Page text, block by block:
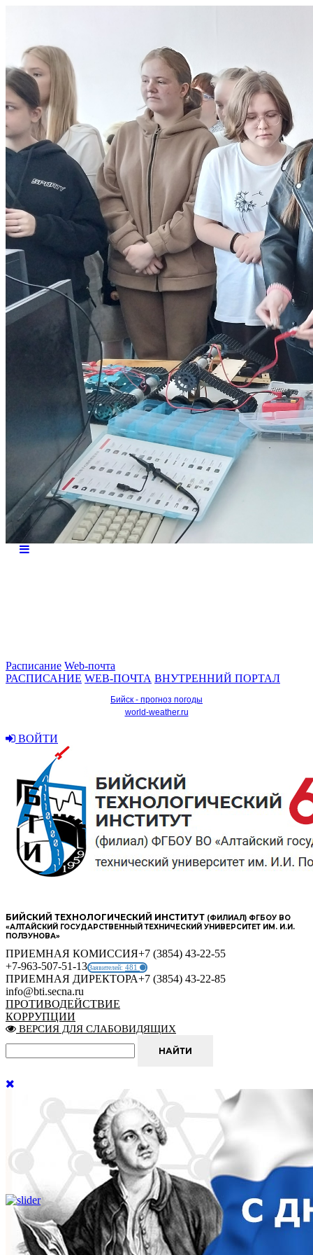
Расписание Web-почта
РАСПИСАНИЕ WEB-ПОЧТА ВНУТРЕННИЙ ПОРТАЛ
Бийск - прогноз погоды
world-weather.ru
ВОЙТИ
БИЙСКИЙ ТЕХНОЛОГИЧЕСКИЙ ИНСТИТУТ (ФИЛИАЛ) ФГБОУ ВО
«АЛТАЙСКИЙ ГОСУДАРСТВЕННЫЙ ТЕХНИЧЕСКИЙ УНИВЕРСИТЕТ ИМ. И.И.
ПОЛЗУНОВА»
ПРИЕМНАЯ КОМИССИЯ+7 (3854) 43-22-55
+7-963-507-51-13Заявителей: 481
ПРИЕМНАЯ ДИРЕКТОРА+7 (3854) 43-22-85
info@bti.secna.ru
ПРОТИВОДЕЙСТВИЕ
КОРРУПЦИИ
ВЕРСИЯ ДЛЯ СЛАБОВИДЯЩИХ